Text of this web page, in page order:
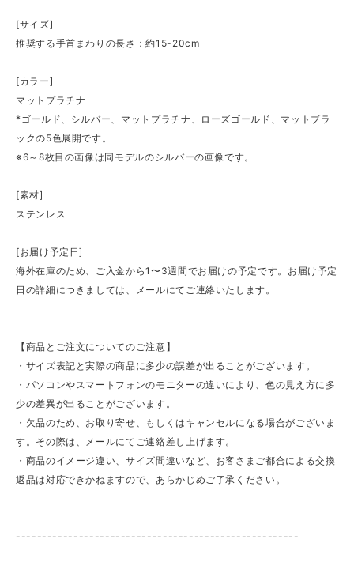
[サイズ]
推奨する手首まわりの長さ：約15-20cm
[カラー]
マットプラチナ
*ゴールド、シルバー、マットプラチナ、ローズゴールド、マットブラ
ックの5色展開です。
※6～8枚目の画像は同モデルのシルバーの画像です。
[素材]
ステンレス
[お届け予定日]
海外在庫のため、ご入金から1〜3週間でお届けの予定です。お届け予定
日の詳細につきましては、メールにてご連絡いたします。
【商品とご注文についてのご注意】
・サイズ表記と実際の商品に多少の誤差が出ることがございます。
・パソコンやスマートフォンのモニターの違いにより、色の見え方に多
少の差異が出ることがございます。
・欠品のため、お取り寄せ、もしくはキャンセルになる場合がございま
す。その際は、メールにてご連絡差し上げます。
・商品のイメージ違い、サイズ間違いなど、お客さまご都合による交換
返品は対応できかねますので、あらかじめご了承ください。
------------------------------------------------------